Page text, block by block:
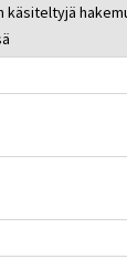
käsiteltyjä